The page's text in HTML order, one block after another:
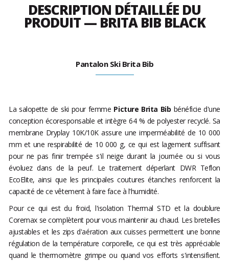
DESCRIPTION DÉTAILLÉE DU
PRODUIT — BRITA BIB BLACK
Pantalon Ski Brita Bib
La salopette de ski pour femme Picture Brita Bib bénéficie d'une
conception écoresponsable et intègre 64 % de polyester recyclé. Sa
membrane Dryplay 10K/10K assure une imperméabilité de 10 000
mm et une respirabilité de 10 000 g, ce qui est lagement suffisant
pour ne pas finir trempée s'il neige durant la journée ou si vous
évoluez dans de la peuf. Le traitement déperlant DWR Teflon
EcoElite, ainsi que les principales coutures étanches renforcent la
capacité de ce vêtement à faire face à l'humidité.
Pour ce qui est du froid, l'isolation Thermal STD et la doublure
Coremax se complètent pour vous maintenir au chaud. Les bretelles
ajustables et les zips d'aération aux cuisses permettent une bonne
régulation de la température corporelle, ce qui est très appréciable
quand le thermomètre grimpe ou quand vos efforts s'intensifient.